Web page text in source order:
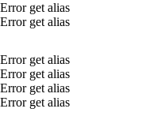
Error get alias
Error get alias
Error get alias
Error get alias
Error get alias
Error get alias